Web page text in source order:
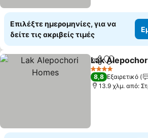
Επιλέξτε ημερομηνίες, για να
δείτε τις ακριβείς τιμές
Κοινοποίηση
Προσθήκη
Lak
4 Αστέρια
8,8 Εξαιρετικό
13.9 χλμ. από: